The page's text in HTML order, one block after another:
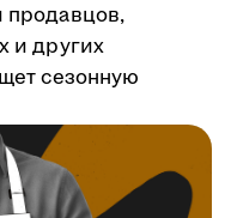
продавцов,
и других
сезонную